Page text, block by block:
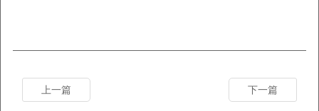
上一篇 下一篇